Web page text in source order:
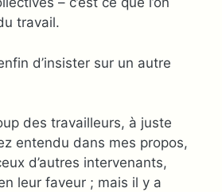
travail.
d’insister sur un autre
des travailleurs, à juste
entendu dans mes propos,
d’autres intervenants,
leur faveur ; mais il y a